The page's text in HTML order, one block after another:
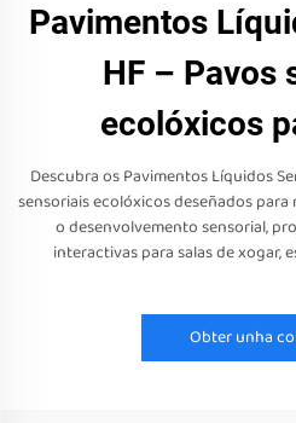
Pavimentos
HF – Pavos
ecolóxicos
Descubra os Pavimentos Líquidos
sensoriais ecolóxicos deseñados
o desenvolvemento sensorial,
interactivas para salas de xogar,
Obter unha